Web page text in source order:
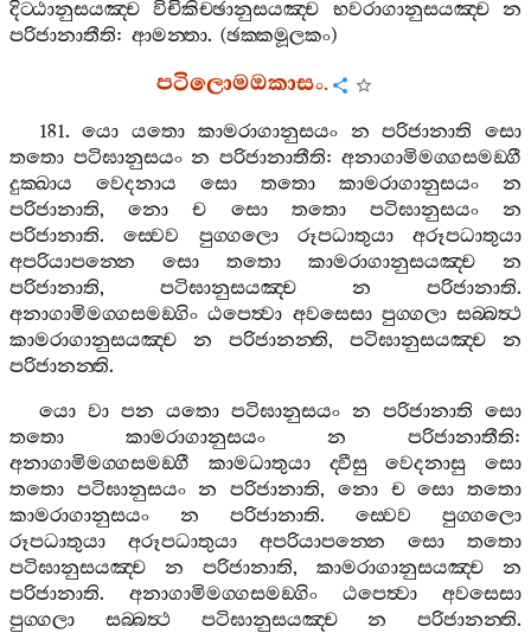
දිට‍්ඨානුසයඤ‍්ච විචිකිච‍්ඡානුසයඤ‍්ච භවරාගානුසයඤ‍්ච න
පරිජානාතීති: ආමන‍්තා. (ඡක‍්කමූලකං)
පටිලොමඔකාසං.
181.යො යතො කාමරාගානුසයං න පරිජානාති
සො
තතො පටිඝානුසයං න පරිජානාතීති: අනාගාමිමග‍්ගසමඞ‍්ගී
දුක‍්ඛාය
වෙදනාය සො තතො කාමරාගානුසයං
න
පරිජානාති,නො ච සො තතො පටිඝානුසයං
න
පරිජානාති.ස‍්වෙව පුග‍්ගලො රූපධාතුයා
අරූපධාතුයා
අපරියාපන‍්නෙ
සො තතො කාමරාගානුසයඤ‍්ච
න
පරිජානාති, පටිඝානුසයඤ‍්ච න පරිජානාති.
අනාගාමිමග‍්ගසමඞ‍්ගිං ඨපෙත්‍වා අවසෙසා පුග‍්ගලා සබ‍්බත්‍ථ
කාමරාගානුසයඤ‍්ච
න පරිජානන‍්ති, පටිඝානුසයඤ‍්ච
න
පරිජානන‍්ති.
යො වා පන යතො පටිඝානුසයං න පරිජානාති සො
තතො
කාමරාගානුසයං න පරිජානාතීති:
අනාගාමිමග‍්ගසමඞ‍්ගී
කාමධාතුයා ද‍්වීසු වෙදනාසු
සො
තතො පටිඝානුසයං න පරිජානාති, නො ච සො තතො
කාමරාගානුසයං
න පරිජානාති. ස‍්වෙව
පුග‍්ගලො
රූපධාතුයා
අරූපධාතුයා අපරියාපන‍්නෙ සො
තතො
පටිඝානුසයඤ‍්ච
න පරිජානාති, කාමරාගානුසයඤ‍්ච
න
පරිජානාති. අනාගාමිමග‍්ගසමඞ‍්ගිං ඨපෙත්‍වා
අවසෙසා
පුග‍්ගලා
සබ‍්බත්‍ථ පටිඝානුසයඤ‍්ච න පරිජානන‍්ති.